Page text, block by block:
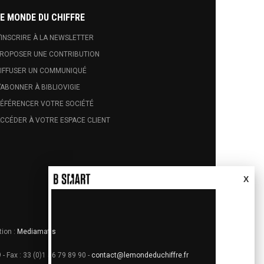
MONDE DU CHIFFRE
À LA NEWSLETTER
UNE CONTRIBUTION
UN COMMUNIQUÉ
À BIBLIOVIGIE
VOTRE SOCIÉTÉ
À VOTRE ESPACE CLIENT
: Mediamatis
Fax : 33 (0)1 56 79 89 90 - contact@lemondeduchiffre.fr
X